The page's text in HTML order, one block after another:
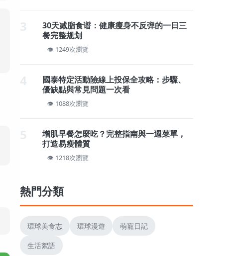
30天减脂食谱：健康瘦身不反弹的一日三
餐完整规划
1249次瀏覽
國泰特定活動險線上投保全攻略：步驟、
優缺點與常見問題一次看
1088次瀏覽
增肌早餐怎麼吃？完整指南與一週菜單，
打造易瘦體質
1218次瀏覽
熱門分類
環球美食志 環球漫遊 萌寵日記
生活絮語